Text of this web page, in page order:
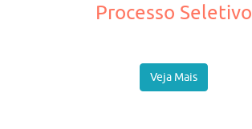
Processo Seletivo
Veja Mais